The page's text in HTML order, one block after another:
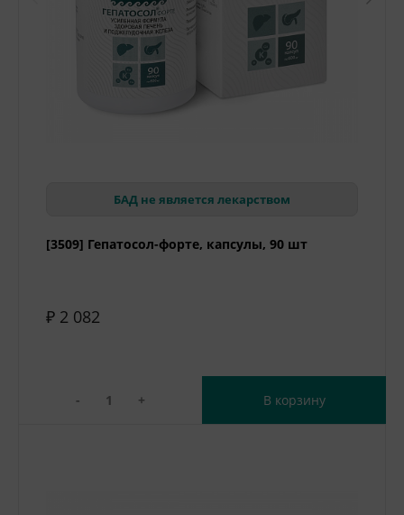
БАД не является лекарством
[3509] Гепатосол-форте, капсулы, 90 шт
₽ 2 082
- + В корзину